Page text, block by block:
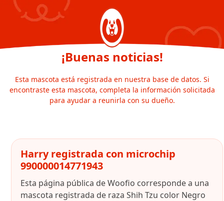
¡Buenas noticias!
Esta mascota está registrada en nuestra base de datos. Si
encontraste esta mascota, completa la información solicitada
para ayudar a reunirla con su dueño.
Harry registrada con microchip
990000014771943
Esta página pública de Woofio corresponde a una
mascota registrada de raza Shih Tzu color Negro